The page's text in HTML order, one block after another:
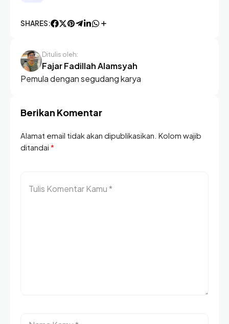
SHARES:
Ditulis oleh:
Fajar Fadillah Alamsyah
Pemula dengan segudang karya
Berikan Komentar
Alamat email tidak akan dipublikasikan. Kolom wajib
ditandai *